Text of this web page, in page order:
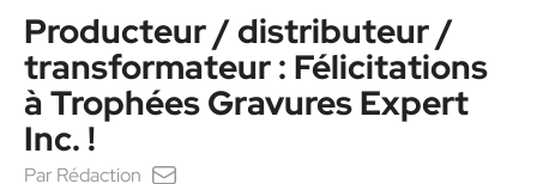
Producteur / distributeur /
transformateur : Félicitations
à Trophées Gravures Expert
Inc. !
Par Rédaction